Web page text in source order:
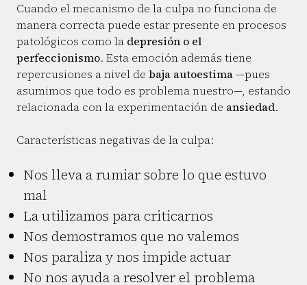
Cuando el mecanismo de la culpa no funciona de
manera correcta puede estar presente en procesos
patológicos como la depresión o el
perfeccionismo. Esta emoción además tiene
repercusiones a nivel de baja autoestima—pues
asumimos que todo es problema nuestro—, estando
relacionada con la experimentación de ansiedad.
Características negativas de la culpa:
Nos lleva a rumiar sobre lo que estuvo
mal
La utilizamos para criticarnos
Nos demostramos que no valemos
Nos paraliza y nos impide actuar
No nos ayuda a resolver el problema